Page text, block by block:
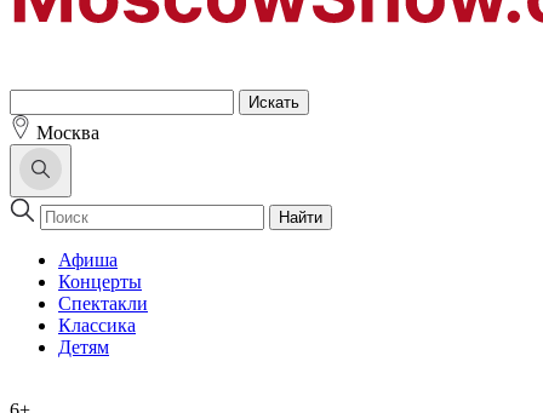
Москва
Найти
Афиша
Концерты
Спектакли
Классика
Детям